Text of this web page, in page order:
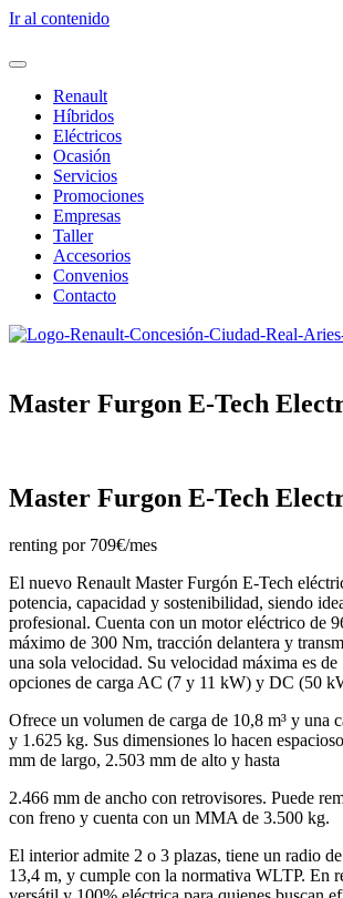
Ir al contenido
Renault
Híbridos
Eléctricos
Ocasión
Servicios
Promociones
Empresas
Taller
Accesorios
Convenios
Contacto
Master Furgon E-Tech
Master Furgon E-Tech
renting por 709€/mes
El nuevo Renault Master Furgón E-Tech
potencia, capacidad y sostenibilidad, siendo
profesional. Cuenta con un motor eléctrico de
máximo de 300 Nm, tracción delantera y
una sola velocidad. Su velocidad máxima es
opciones de carga AC (7 y 11 kW) y DC (50
Ofrece un volumen de carga de 10,8 m³ y una
y 1.625 kg. Sus dimensiones lo hacen
mm de largo, 2.503 mm de alto y hasta
2.466 mm de ancho con retrovisores. Puede
con freno y cuenta con un MMA de 3.500 kg.
El interior admite 2 o 3 plazas, tiene un radio
13,4 m, y cumple con la normativa WLTP. En